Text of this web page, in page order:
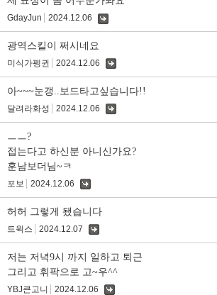
GdayJun 2024.12.06
광역스킬이 쩌시네요
미식가펭귄 2024.12.06
아~~~눈갱..보드타고싶습니다!!
달려라화성 2024.12.06
ㅡㅡ?
접는다고 하신분 아니신가요?
훈남보더님~ㅋ
포보 2024.12.06
허허 그렇게 됐습니다
트윅스 2024.12.07
저는 저녁9시 까지 일하고 퇴근
그리고 휘팍으로 고~우^^
YBJ큰고니 2024.12.06